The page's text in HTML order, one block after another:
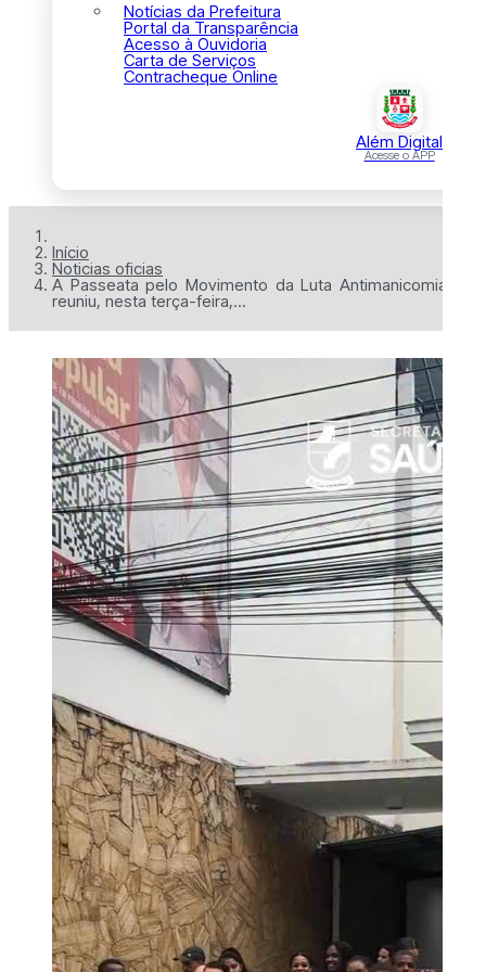
Notícias da Prefeitura
Portal da Transparência
Acesso à Ouvidoria
Carta de Serviços
Contracheque Online
Além Digital
Acesse o APP
Início
Noticias oficias
A Passeata pelo Movimento da Luta Antimanicomial
reuniu, nesta terça-feira,...